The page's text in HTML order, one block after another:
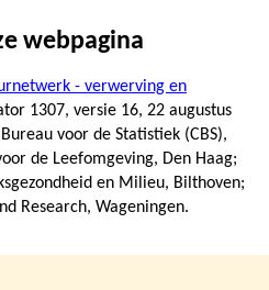
webpagina
- verwerving en
1307, versie 16, 22 augustus
voor de Statistiek (CBS),
de Leefomgeving, Den Haag;
en Milieu, Bilthoven;
Research, Wageningen.